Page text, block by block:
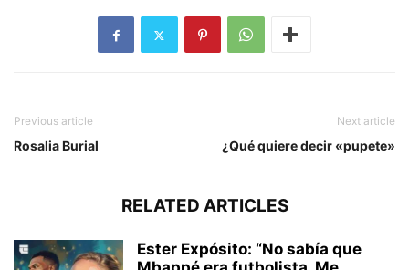
Previous article
Rosalia Burial
Next article
¿Qué quiere decir «pupete»
RELATED ARTICLES
Ester Expósito: “No sabía que